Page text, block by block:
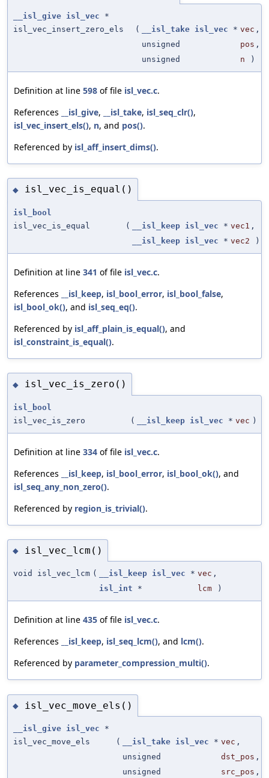
__isl_give isl_vec *
isl_vec_insert_zero_els
( __isl_take isl_vec * vec ,
unsigned
pos ,
unsigned
n )
Definition at line 598 of file isl_vec.c.
References
__isl_give, __isl_take, isl_seq_clr(),
isl_vec_insert_els(), n, and pos().
Referenced by isl_aff_insert_dims().
◆ isl_vec_is_equal()
isl_bool
isl_vec_is_equal
( __isl_keep isl_vec * vec1 ,
__isl_keep isl_vec * vec2 )
Definition at line 341 of file isl_vec.c.
References
__isl_keep, isl_bool_error, isl_bool_false,
isl_bool_ok(), and isl_seq_eq().
Referenced by isl_aff_plain_is_equal(), and
isl_constraint_is_equal().
◆ isl_vec_is_zero()
isl_bool
isl_vec_is_zero
( __isl_keep isl_vec * vec )
Definition at line 334 of file isl_vec.c.
References
__isl_keep, isl_bool_error, isl_bool_ok(), and
isl_seq_any_non_zero().
Referenced by region_is_trivial().
◆ isl_vec_lcm()
void isl_vec_lcm ( __isl_keep isl_vec * vec ,
isl_int * lcm )
Definition at line 435 of file isl_vec.c.
References
__isl_keep, isl_seq_lcm(), and lcm().
Referenced by parameter_compression_multi().
◆ isl_vec_move_els()
__isl_give isl_vec *
isl_vec_move_els
( __isl_take isl_vec * vec ,
unsigned
dst_pos ,
unsigned
src_pos ,